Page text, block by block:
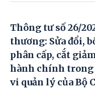
Thông tư số 26/
thương: Sửa đổi,
phân cấp, cắt
hành chính trong
vi quản lý của Bộ